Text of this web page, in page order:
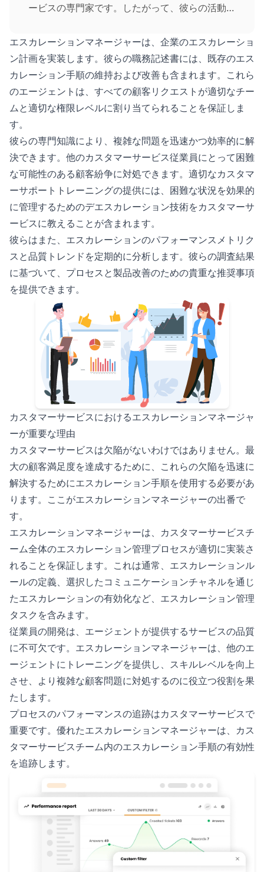
ービスの専門家です。したがって、彼らの活動は
せることに焦点を当てています。
エスカレーションマネージャーは、企業のエスカレーショ
ン計画を実装します。彼らの職務記述書には、既存のエス
カレーション手順の維持および改善も含まれます。これら
のエージェントは、すべての顧客リクエストが適切なチー
ムと適切な権限レベルに割り当てられることを保証しま
す。
彼らの専門知識により、複雑な問題を迅速かつ効率的に解
決できます。他のカスタマーサービス従業員にとって困難
な可能性のある顧客紛争に対処できます。適切なカスタマ
ーサポートトレーニングの提供には、困難な状況を効果的
に管理するためのデエスカレーション技術をカスタマーサ
ービスに教えることが含まれます。
彼らはまた、エスカレーションのパフォーマンスメトリク
スと品質トレンドを定期的に分析します。彼らの調査結果
に基づいて、プロセスと製品改善のための貴重な推奨事項
を提供できます。
カスタマーサービスにおけるエスカレーションマネージャ
ーが重要な理由
カスタマーサービスは欠陥がないわけではありません。最
大の顧客満足度を達成するために、これらの欠陥を迅速に
解決するためにエスカレーション手順を使用する必要があ
ります。ここがエスカレーションマネージャーの出番で
す。
エスカレーションマネージャーは、カスタマーサービスチ
ーム全体のエスカレーション管理プロセスが適切に実装さ
れることを保証します。これは通常、エスカレーションル
ールの定義、選択したコミュニケーションチャネルを通じ
たエスカレーションの有効化など、エスカレーション管理
タスクを含みます。
従業員の開発は、エージェントが提供するサービスの品質
に不可欠です。エスカレーションマネージャーは、他のエ
ージェントにトレーニングを提供し、スキルレベルを向上
させ、より複雑な顧客問題に対処するのに役立つ役割を果
たします。
プロセスのパフォーマンスの追跡はカスタマーサービスで
重要です。優れたエスカレーションマネージャーは、カス
タマーサービスチーム内のエスカレーション手順の有効性
を追跡します。